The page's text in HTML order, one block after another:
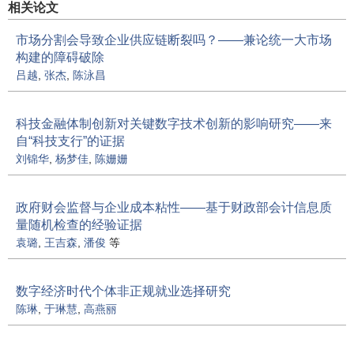
相关论文
市场分割会导致企业供应链断裂吗？——兼论统一大市场
构建的障碍破除
吕越 张杰 陈泳昌
科技金融体制创新对关键数字技术创新的影响研究——来
自“科技支行”的证据
刘锦华 杨梦佳 陈姗姗
政府财会监督与企业成本粘性——基于财政部会计信息质
量随机检查的经验证据
袁璐 王吉森 潘俊 等
数字经济时代个体非正规就业选择研究
陈琳 于琳慧 高燕丽